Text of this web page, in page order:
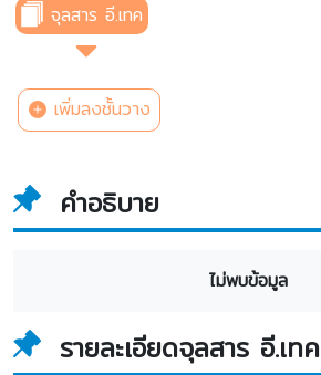
จุลสาร อี.เทค
เพิ่มลงชั้นวาง
คำอธิบาย
ไม่พบข้อมูล
รายละเอียดจุลสาร อี.เทค